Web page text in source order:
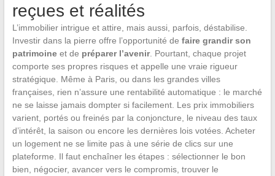
reçues et réalités
L’immobilier intrigue et attire, mais aussi, parfois, déstabilise.
Investir dans la pierre offre l’opportunité de faire grandir son
patrimoineet de préparer l’avenir. Pourtant, chaque projet
comporte ses propres risques et appelle une vraie rigueur
stratégique. Même à Paris, ou dans les grandes villes
françaises, rien n’assure une rentabilité automatique : le marché
ne se laisse jamais dompter si facilement. Les prix immobiliers
varient, portés ou freinés par la conjoncture, le niveau des taux
d’intérêt, la saison ou encore les dernières lois votées. Acheter
un logement ne se limite pas à une série de clics sur une
plateforme. Il faut enchaîner les étapes : sélectionner le bon
bien, négocier, avancer vers le compromis, trouver le